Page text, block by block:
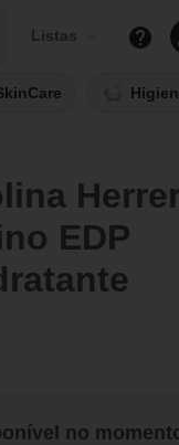
Listas
EDP
no